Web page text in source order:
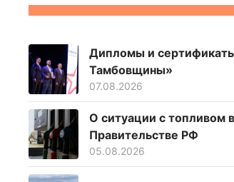
Дипломы и
Тамбовщины»
07.08.2026
О ситуации с топливом
Правительстве РФ
05.08.2026